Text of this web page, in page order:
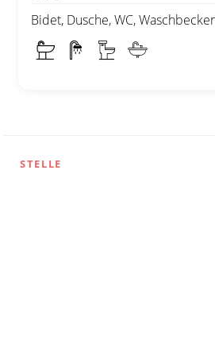
Bidet, Dusche, WC,
STELLE